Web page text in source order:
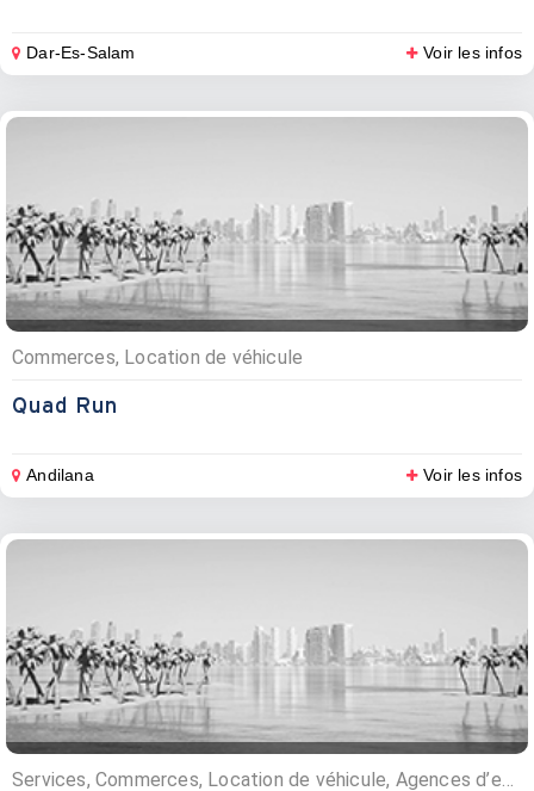
Dar-Es-Salam Voir les infos
Commerces, Location de véhicule
Quad Run
Andilana Voir les infos